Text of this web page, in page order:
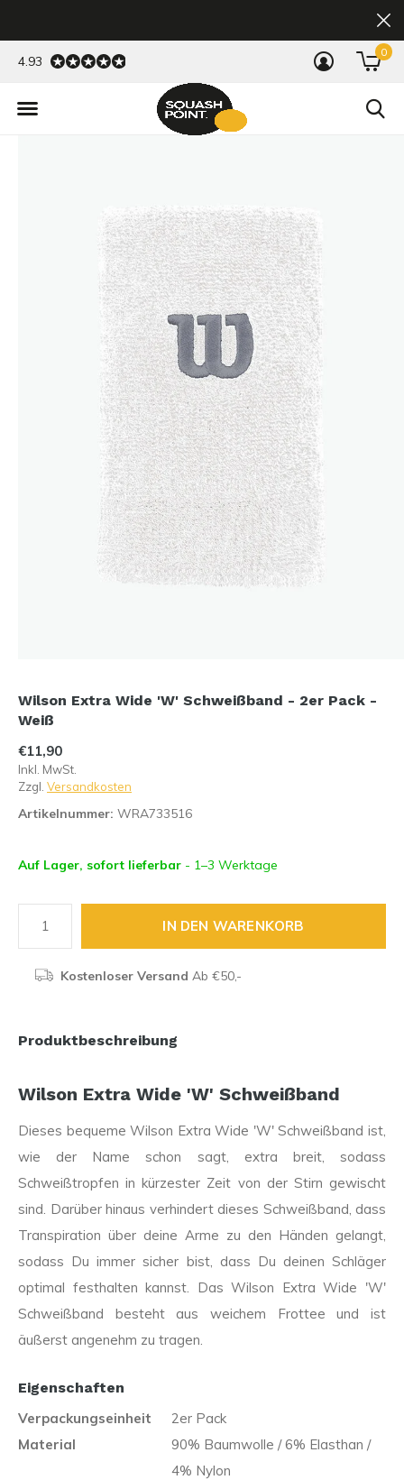
0
4.93
Wilson Extra Wide 'W' Schweißband - 2er Pack -
Weiß
€11,90
Inkl. MwSt.
Zzgl. Versandkosten
Artikelnummer: WRA733516
Auf Lager, sofort lieferbar - 1–3 Werktage
IN DEN WARENKORB
Kostenloser Versand Ab €50,-
Produktbeschreibung
Wilson Extra Wide 'W' Schweißband
Dieses bequeme Wilson Extra Wide 'W' Schweißband ist,
wie der Name schon sagt, extra breit, sodass
Schweißtropfen in kürzester Zeit von der Stirn gewischt
sind. Darüber hinaus verhindert dieses Schweißband, dass
Transpiration über deine Arme zu den Händen gelangt,
sodass Du immer sicher bist, dass Du deinen Schläger
optimal festhalten kannst. Das Wilson Extra Wide 'W'
Schweißband besteht aus weichem Frottee und ist
äußerst angenehm zu tragen.
Eigenschaften
Verpackungseinheit
2er Pack
Material
90% Baumwolle / 6% Elasthan /
4% Nylon